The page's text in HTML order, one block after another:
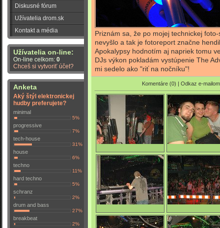
Diskusné fórum
Užívatelia drom.sk
Kontakt a média
Užívatelia on-line:
On-line celkom: 0
Chceš si vytvoriť účet?
Anketa
Aký štýl elektronickej
hudby preferujete?
minimal
5%
progressive
7%
tech-house
31%
house
6%
techno
11%
hard techno
5%
schranz
2%
drum and bass
27%
breakbeat
2%
Priznám sa, že po mojej technickej
nevyšlo a tak je fotoreport značne
Apokalypsy hodnotím aj napriek tomu
DJs výkon pokladám vystúpenie The
mi sedelo ako "riť na nočníku"!
Komentáre (0) | Odkaz e-mailom
Turbo posedenie :-)
2/5524
ya (ag3nTt) & evka &
Axel Karakasis Apokalypsa